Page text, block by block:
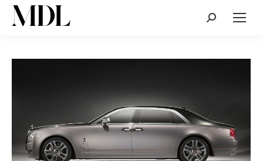
Cerca: